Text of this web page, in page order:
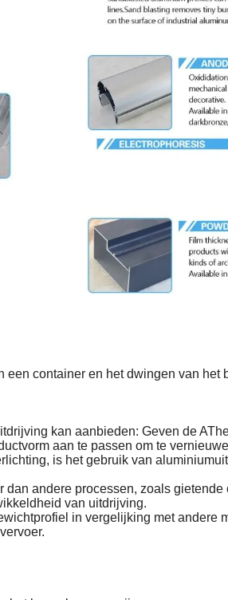
container en het dwingen van
kan aanbieden: Geven de
aan te passen om te
is het gebruik van
andere processen, zoals
van uitdrijving.
in vergelijking met andere